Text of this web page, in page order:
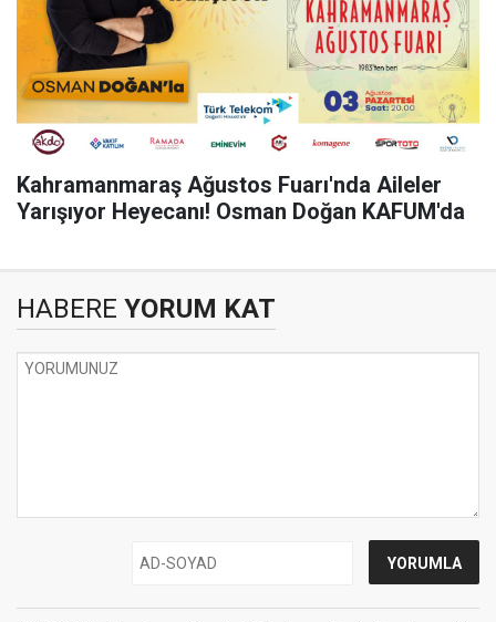
Kahramanmaraş Ağustos Fuarı'nda Aileler
Yarışıyor Heyecanı! Osman Doğan KAFUM'da
HABERE YORUM KAT